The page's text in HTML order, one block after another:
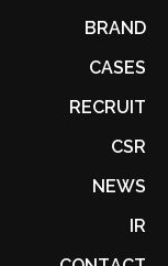
BRAND
CASES
RECRUIT
CSR
NEWS
IR